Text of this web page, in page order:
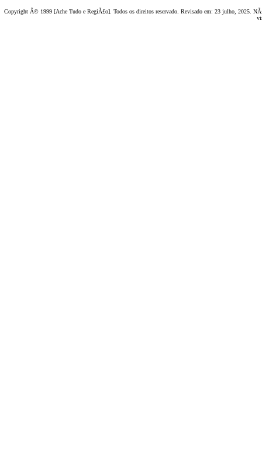
Copyright Â© 1999 [Ache Tudo e RegiÃ£o]. Todos os direitos reservado. Revisado em: 23 julho, 2025 .